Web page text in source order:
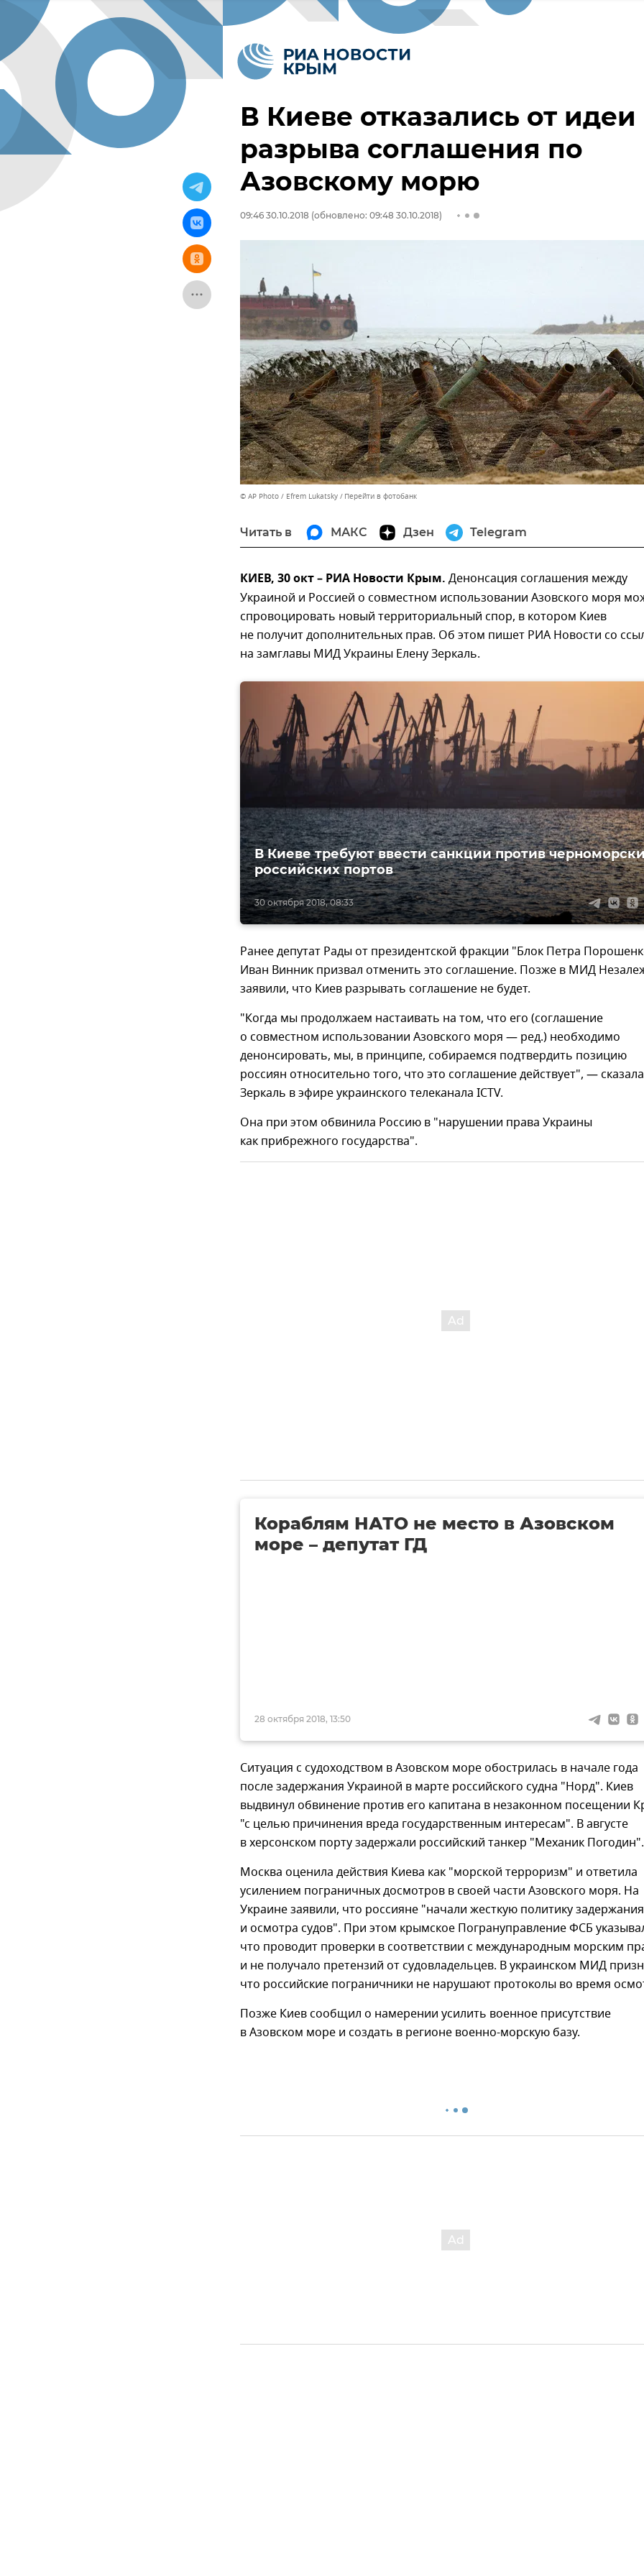
В Киеве отказались от идеи
разрыва соглашения по
Азовскому морю
09:46 30.10.2018 (обновлено: 09:48 30.10.2018)
© AP Photo / Efrem Lukatsky Перейти в фотобанк
Читать в МАКС Дзен Telegram
КИЕВ, 30 окт – РИА Новости Крым. Денонсация соглашения между
Украиной и Россией о совместном использовании Азовского моря
спровоцировать новый территориальный спор, в котором Киев
не получит дополнительных прав. Об этом пишет РИА Новости со
на замглавы МИД Украины Елену Зеркаль.
30 октября 2018, 08:33
В Киеве требуют ввести санкции против
российских портов
Ранее депутат Рады от президентской фракции "Блок Петра
Иван Винник призвал отменить это соглашение. Позже в МИД
заявили, что Киев разрывать соглашение не будет.
"Когда мы продолжаем настаивать на том, что его (соглашение
о совместном использовании Азовского моря — ред.) необходимо
денонсировать, мы, в принципе, собираемся подтвердить позицию
россиян относительно того, что это соглашение действует", — сказала
Зеркаль в эфире украинского телеканала ICTV.
Она при этом обвинила Россию в "нарушении права Украины
как прибрежного государства".
28 октября 2018, 13:50
Кораблям НАТО не место в Азовском
море – депутат ГД
Ситуация с судоходством в Азовском море обострилась в начале года
после задержания Украиной в марте российского судна "Норд". Киев
выдвинул обвинение против его капитана в незаконном посещении
"с целью причинения вреда государственным интересам". В августе
в херсонском порту задержали российский танкер "Механик Погодин".
Москва оценила действия Киева как "морской терроризм" и ответила
усилением пограничных досмотров в своей части Азовского моря. На
Украине заявили, что россияне "начали жесткую политику задержания
и осмотра судов". При этом крымское Погрануправление ФСБ
что проводит проверки в соответствии с международным морским
и не получало претензий от судовладельцев. В украинском МИД
что российские пограничники не нарушают протоколы во время
Позже Киев сообщил о намерении усилить военное присутствие
в Азовском море и создать в регионе военно-морскую базу.